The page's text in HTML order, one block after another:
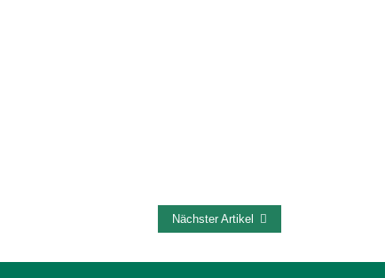
Nächster Artikel